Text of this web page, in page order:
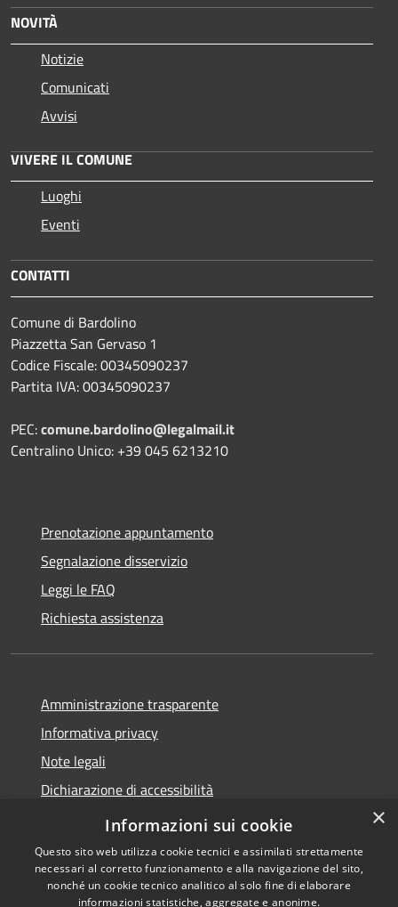
NOVITÀ
Notizie
Comunicati
Avvisi
VIVERE IL COMUNE
Luoghi
Eventi
CONTATTI
Comune di Bardolino
Piazzetta San Gervaso 1
Codice Fiscale: 00345090237
Partita IVA: 00345090237
PEC:comune.bardolino@legalmail.it
Centralino Unico: +39 045 6213210
Prenotazione appuntamento
Segnalazione disservizio
Leggi le FAQ
Richiesta assistenza
Amministrazione trasparente
Informativa privacy
Note legali
Dichiarazione di accessibilità
Link app municipium
×
Informazioni sui cookie
Questo sito web utilizza cookie tecnici e assimilati strettamente
necessari al corretto funzionamento e alla navigazione del sito,
nonché un cookie tecnico analitico al solo fine di elaborare
informazioni statistiche, aggregate e anonime.